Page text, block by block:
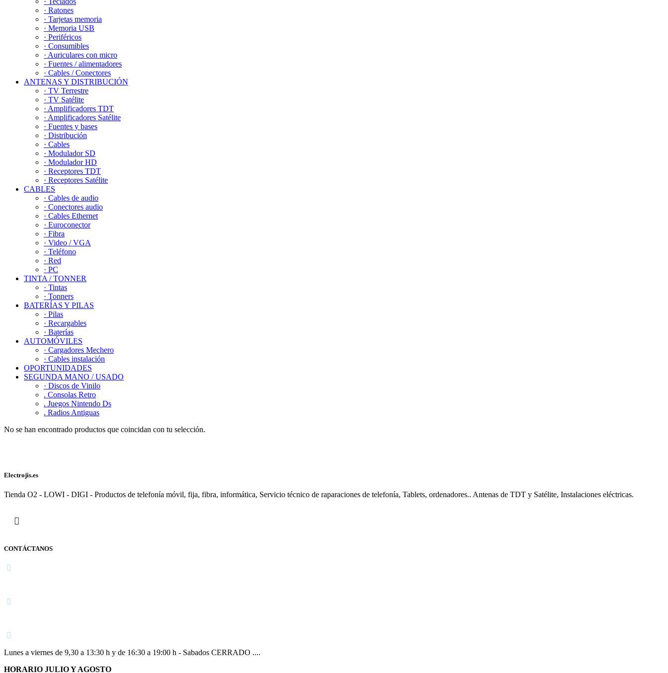
· Ratones
· Tarjetas memoria
· Memoria USB
· Periféricos
· Consumibles
· Auriculares con micro
· Fuentes / alimentadores
· Cables / Conectores
ANTENAS Y DISTRIBUCIÓN
· TV Terrestre
· TV Satélite
· Amplificadores TDT
· Amplificadores Satélite
· Fuentes y bases
· Distribución
· Cables
· Modulador SD
· Modulador HD
· Receptores TDT
· Receptores Satélite
CABLES
· Cables de audio
· Conectores audio
· Cables Ethernet
· Euroconector
· Fibra
· Video / VGA
· Teléfono
· Red
· PC
TINTA / TONNER
· Tintas
· Tonners
BATERÍAS Y PILAS
· Pilas
· Recargables
· Baterías
AUTOMÓVILES
· Cargadores Mechero
· Cables instalación
OPORTUNIDADES
SEGUNDA MANO / USADO
· Discos de Vinilo
. Consolas Retro
. Juegos Nintendo Ds
. Radios Antiguas
No se han encontrado productos que coincidan con tu selección.
Electrojis.es
Tienda O2 - LOWI - DIGI - Productos de telefonía móvil, fija, fibra, informática, Servicio técnico de raparaciones de telefonía, Tablets, ordenadores.. Antenas de TDT y Satélite, Instalaciones eléctricas.
CONTÁCTANOS
Lunes a viernes de 9,30 a 13:30 h y de 16:30 a 19:00 h - Sabados CERRADO ....
HORARIO JULIO Y AGOSTO